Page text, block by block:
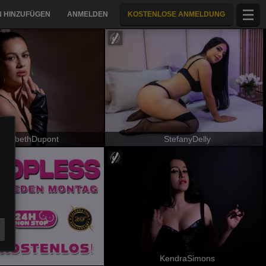
HINZUFÜGEN ANMELDEN KOSTENLOSE ANMELDUNG
StefanyDelly
KendraSimons